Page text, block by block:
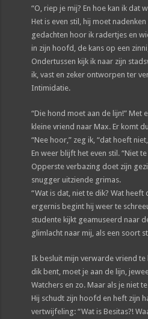
“O, riep je mij? En hoe kan ik dat
Het is even stil, hij moet
gedachten hoor ik radertjes en
in zijn hoofd, de kans op een
Ondertussen kijk ik naar zijn
ik, vast en zeker ontworpen ter
Intimidatie.
“Die hond moet aan de lijn!”
kleine vriend naar Max. Er komt
“Nee hoor,” zeg ik, “dat hoeft
En weer blijft het even stil. “Niet
Opperste verbazing doet zijn
snugger uitziende grimas.
“Wat is dat, niet te dik? Wat heeft
ergernis begint hij weer te
studente kijkt geamuseerd naar
glimlacht naar mij, als een soort
Ik besluit mijn verwarde vriend te
dik bent, moet je aan de lijn,
Watchers en zo. Maar als je niet
Hij schudt zijn hoofd en heft zijn
vertwijfeling: “Wat is Besitas?!